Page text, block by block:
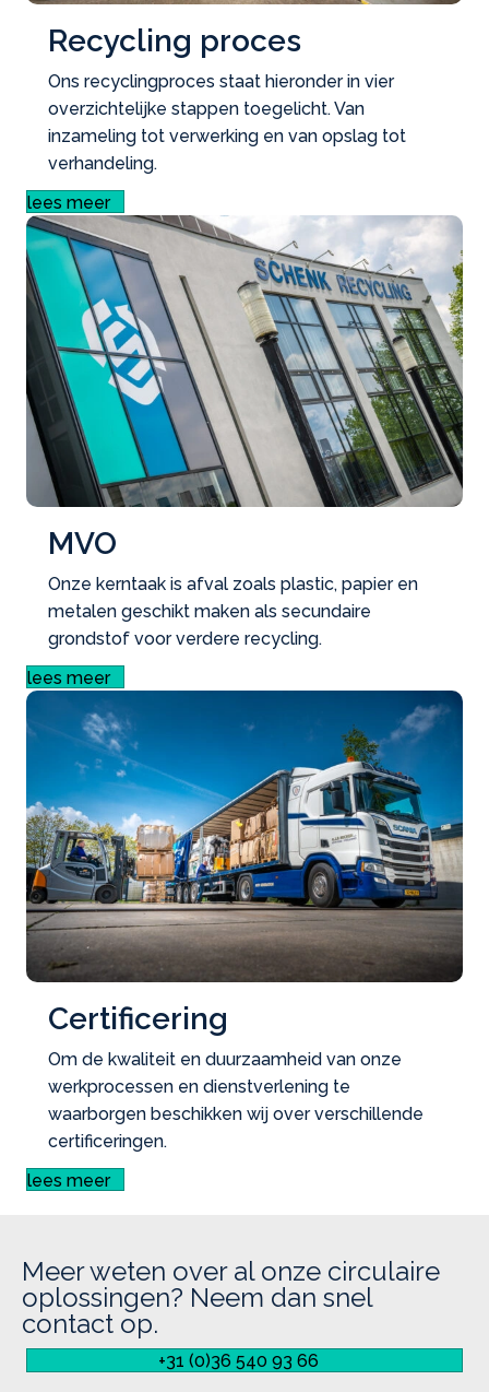
Recycling proces
Ons recyclingproces staat hieronder in vier
overzichtelijke stappen toegelicht. Van
inzameling tot verwerking en van opslag tot
verhandeling.
lees meer
MVO
Onze kerntaak is afval zoals plastic, papier en
metalen geschikt maken als secundaire
grondstof voor verdere recycling.
lees meer
Certificering
Om de kwaliteit en duurzaamheid van onze
werkprocessen en dienstverlening te
waarborgen beschikken wij over verschillende
certificeringen.
lees meer
Meer weten over al onze circulaire
oplossingen? Neem dan snel
contact op.
+31 (0)36 540 93 66